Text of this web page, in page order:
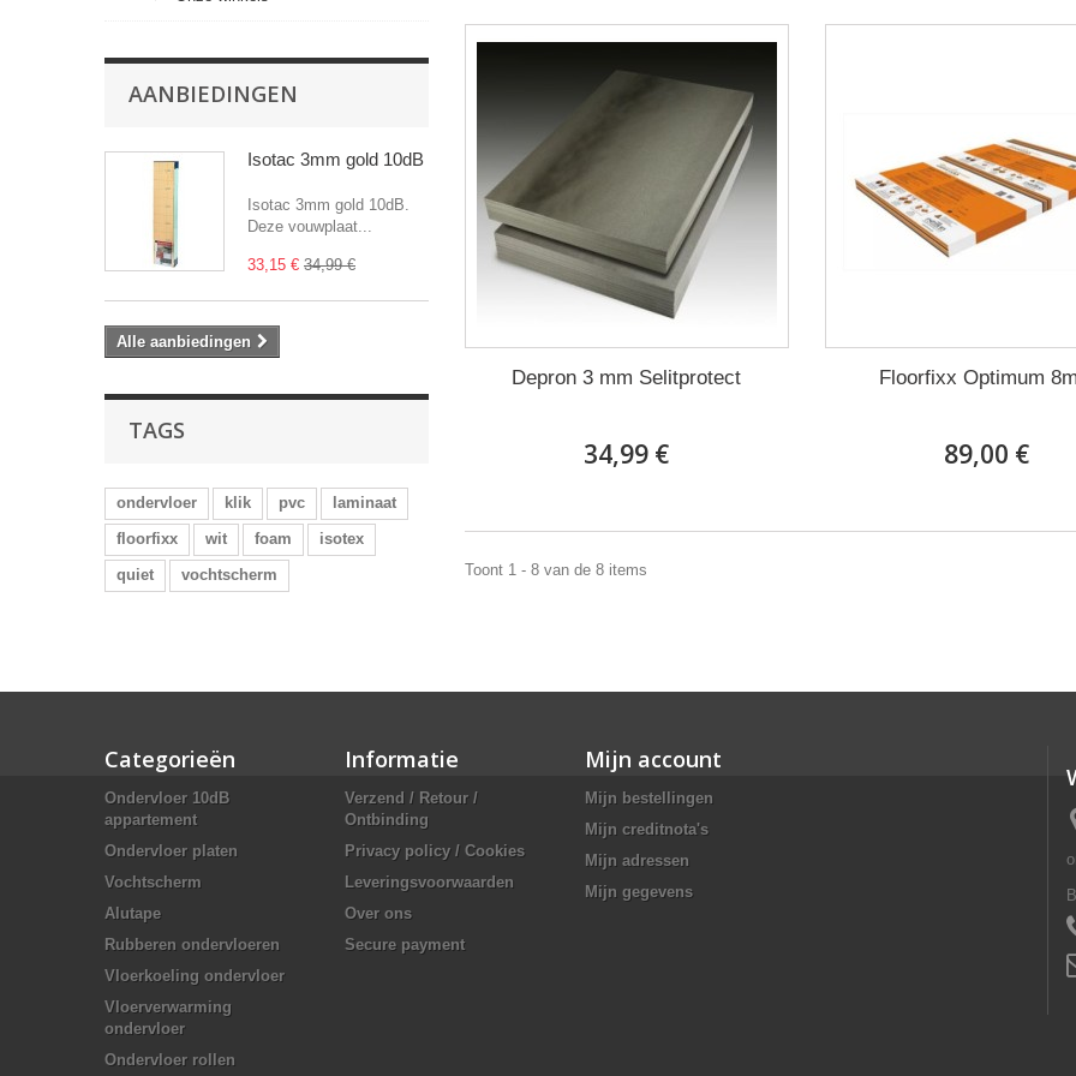
AANBIEDINGEN
Isotac 3mm gold 10dB
Isotac 3mm gold 10dB.
Deze vouwplaat...
33,15 € 34,99 €
Alle aanbiedingen
TAGS
ondervloer klik pvc
laminaat
floorfixx
wit foam
isotex
quiet
vochtscherm
Depron 3 mm Selitprotect
34,99 €
Floorfixx Optimum
89,00 €
Toont 1 - 8 van de 8 items
Categorieën
Ondervloer 10dB
appartement
Ondervloer platen
Vochtscherm
Alutape
Rubberen ondervloeren
Vloerkoeling ondervloer
Vloerverwarming
ondervloer
Ondervloer rollen
Informatie
Verzend / Retour /
Ontbinding
Privacy policy / Cookies
Leveringsvoorwaarden
Over ons
Secure payment
Mijn account
Mijn bestellingen
Mijn creditnota's
Mijn adressen
Mijn gegevens